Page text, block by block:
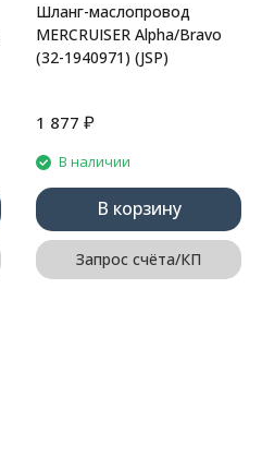
Шланг-маслопровод
MERCRUISER Alpha/Bravo
(32-1940971) (JSP)
1 877 ₽
В наличии
В корзину
Запрос счёта/КП